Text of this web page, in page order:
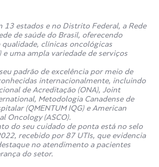
13 estados e no Distrito Federal, a Rede
de saúde do Brasil, oferecendo
clínicas oncológicas
e uma ampla variedade de serviços
padrão de excelência por meio de
internacionalmente, incluindo
de Acreditação (ONA), Joint
Metodologia Canadense de
(QMENTUM IQG) e American
Oncology (ASCO).
do seu cuidado de ponta está no selo
recebido por 87 UTIs, que evidencia
no atendimento a pacientes
do setor.